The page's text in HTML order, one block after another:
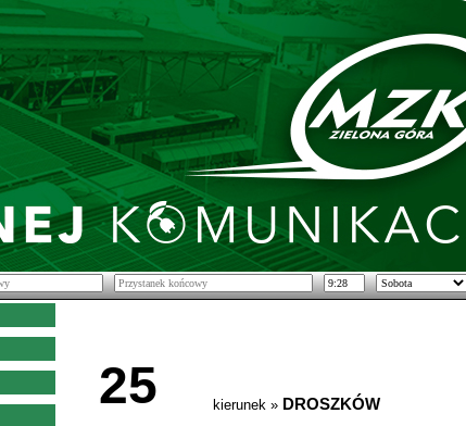
25 kierunek » DROSZKÓW